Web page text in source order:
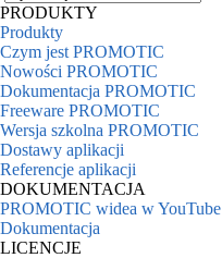
PRODUKTY
Produkty
Czym jest PROMOTIC
Nowości PROMOTIC
Dokumentacja PROMOTIC
Freeware PROMOTIC
Wersja szkolna PROMOTIC
Dostawy aplikacji
Referencje aplikacji
DOKUMENTACJA
PROMOTIC widea w YouTube
Dokumentacja
LICENCJE